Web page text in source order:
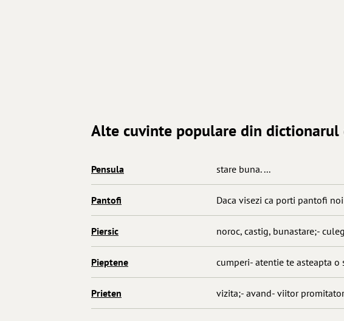
Alte cuvinte populare din dictionarul
Pensula stare buna. ...
Pantofi Daca visezi ca porti pantofi
Piersic noroc, castig, bunastare;-
Pieptene cumperi- atentie te asteapta o
Prieten vizita;- avand- viitor